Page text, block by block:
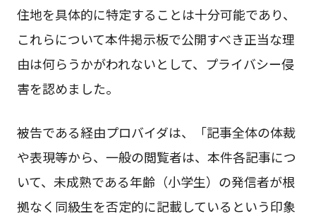
住地を具体的に特定することは十分可能であり、
これらについて本件掲示板で公開すべき正当な理
由は何らうかがわれないとして、プライバシー侵
害を認めました。
被告である経由プロバイダは、「記事全体の体裁
や表現等から、一般の閲覧者は、本件各記事につ
いて、未成熟である年齢（小学生）の発信者が根
拠なく同級生を否定的に記載しているという印象